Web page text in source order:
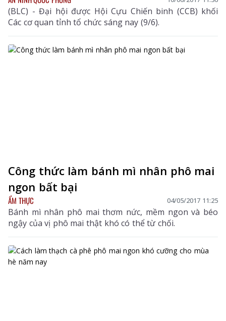
(BLC) - Đại hội được Hội Cựu Chiến binh (CCB) khối
Các cơ quan tỉnh tổ chức sáng nay (9/6).
Công thức làm bánh mì nhân phô mai
ngon bất bại
ẨM THỰC 04/05/2017 11:25
Bánh mì nhân phô mai thơm nức, mềm ngon và béo
ngậy của vị phô mai thật khó có thể từ chối.